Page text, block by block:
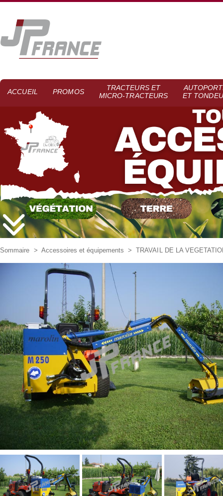
ACCUEIL PROMOS
TRACTEURS ET
MICRO-TRACTEURS
ET
Sommaire > Accessoires et équipements >TRAVAIL DE LA